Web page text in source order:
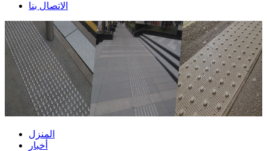
الاتصال بنا
المنزل
أخبار